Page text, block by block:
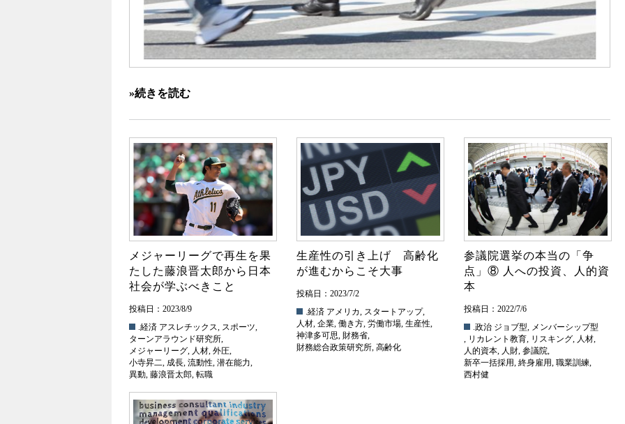
»続きを読む
メジャーリーグで再生を果
たした藤浪晋太郎から日本
社会が学ぶべきこと
投稿日：2023/8/9
.経済 アスレチックス, スポーツ,
ターンアラウンド研究所,
メジャーリーグ, 人材, 外圧,
小寺昇二, 成長, 流動性, 潜在能力,
異動, 藤浪晋太郎, 転職
生産性の引き上げ 高齢化
が進むからこそ大事
投稿日：2023/7/2
.経済 アメリカ, スタートアップ,
人材, 企業, 働き方, 労働市場, 生産性,
神津多可思, 財務省,
財務総合政策研究所, 高齢化
参議院選挙の本当の「争
点」⑧ 人への投資、人的資
本
投稿日：2022/7/6
.政治 ジョブ型, メンバーシップ型
, リカレント教育, リスキング, 人材,
人的資本, 人財, 参議院,
新卒一括採用, 終身雇用, 職業訓練,
西村健